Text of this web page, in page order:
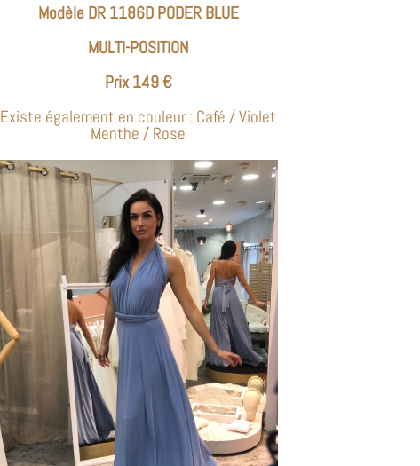
Modèle DR 1186D PODER BLUE
MULTI-POSITION
Prix 149 €
Existe également en couleur : Café / Violet
Menthe / Rose